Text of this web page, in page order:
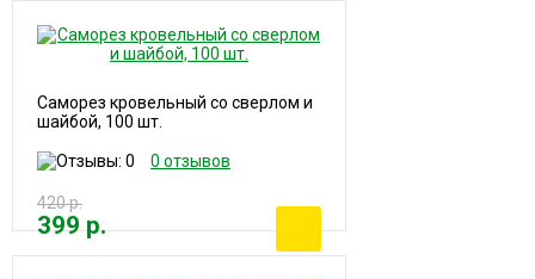
Саморез кровельный со сверлом и
шайбой, 100 шт.
0 отзывов
420 р.
399 р.